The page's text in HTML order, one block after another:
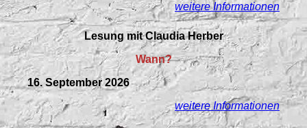
weitere Informationen
Lesung mit Claudia Herber
Wann?
16. September 2026
weitere Informationen